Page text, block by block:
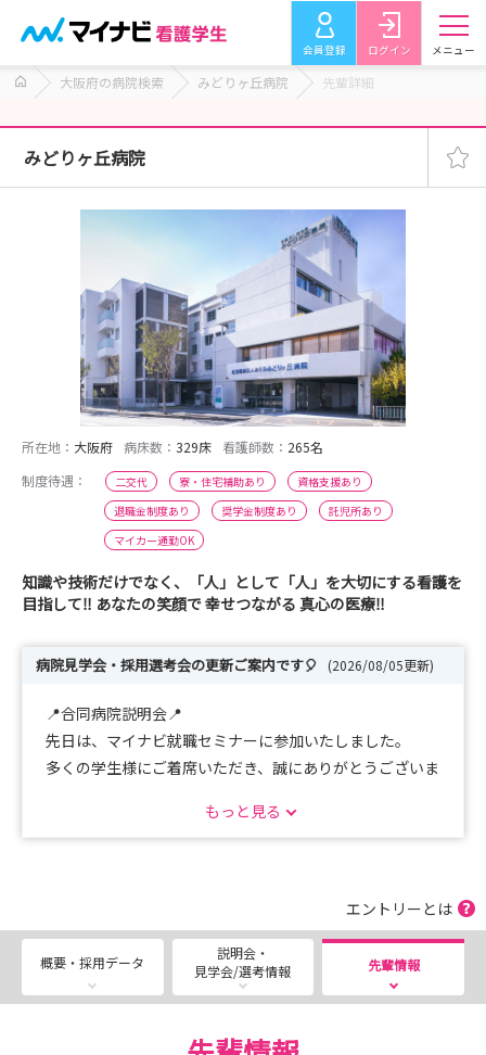
会員登録 ログイン メニュー
大阪府の病院検索 みどりヶ丘病院 先輩詳細
みどりヶ丘病院
所在地： 大阪府 病床数： 329床 看護師数： 265名
制度待遇：
二交代 寮・住宅補助あり
資格支援あり
退職金制度あり
奨学金制度あり
託児所あり
マイカー通勤OK
知識や技術だけでなく、「人」として「人」を大切にする看護を
目指して‼ あなたの笑顔で 幸せつながる 真心の医療‼
病院見学会・採用選考会の更新ご案内です🎈 (2026/08/05更新)
📍合同病院説明会📍
先日は、マイナビ就職セミナーに参加いたしました。
多くの学生様にご着席いただき、誠にありがとうございま
また見学会詳細のご案内をお送りいたしますので、是非ご
先輩と交流できる時間も設けていますので、まずは当院の
雰囲気を感じてください👌
お友達の一緒にご参加も大歓迎です！
【8月】8月7日（金）午前・8月20日（木）午後・8月22
もっと見る
エントリーとは
概要・採用データ
説明会・
見学会/選考情報
先輩情報